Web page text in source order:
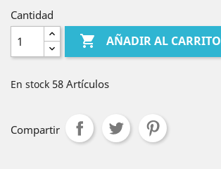
Cantidad
 AÑADIR AL CARRITO
En stock 58 Artículos
Compartir